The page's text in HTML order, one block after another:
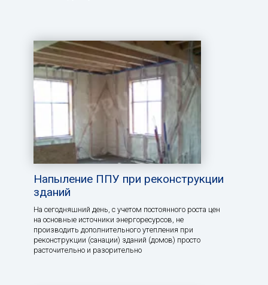
Напыление ППУ при реконструкции
зданий
На сегодняшний день, с учетом постоянного роста цен
на основные источники энергоресурсов, не
производить дополнительного утепления при
реконструкции (санации) зданий (домов) просто
расточительно и разорительно